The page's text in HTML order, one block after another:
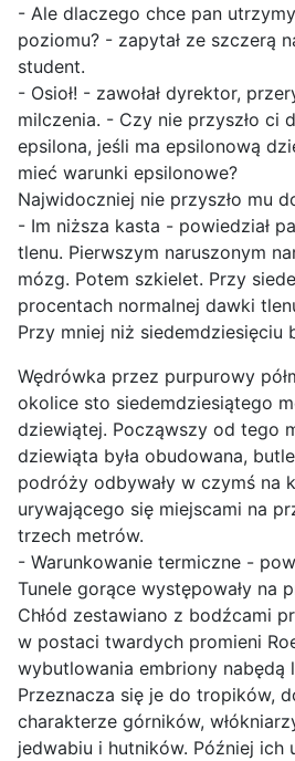
- Ale dlaczego chce pan
poziomu? - zapytał ze szczerą
student.
- Osioł! - zawołał dyrektor,
milczenia. - Czy nie przyszło ci
epsilona, jeśli ma epsilonową
mieć warunki epsilonowe?
Najwidoczniej nie przyszło mu
- Im niższa kasta - powiedział
tlenu. Pierwszym naruszonym
mózg. Potem szkielet. Przy
procentach normalnej dawki
Przy mniej niż siedemdziesięciu
Wędrówka przez purpurowy
okolice sto siedemdziesiątego
dziewiątej. Począwszy od tego
dziewiąta była obudowana,
podróży odbywały w czymś na
urywającego się miejscami na
trzech metrów.
- Warunkowanie termiczne -
Tunele gorące występowały na
Chłód zestawiano z bodźcami
w postaci twardych promieni
wybutlowania embriony nabędą
Przeznacza się je do tropików,
charakterze górników,
jedwabiu i hutników. Później ich